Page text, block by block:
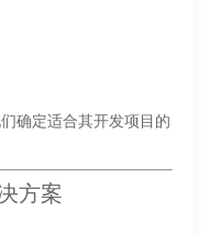
确定适合其开发项目的
方案